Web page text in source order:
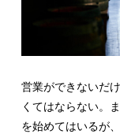
営業ができないだ
くてはならない。
を始めてはいるが